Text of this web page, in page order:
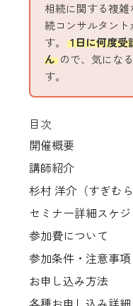
相続に関する複
続コンサルタン
す。
1日に何度受
ん ので、気にな
す。
目次
開催概要
講師紹介
杉村 洋介（すぎむら
セミナー詳細スケ
参加費について
参加条件・注意事項
お申し込み方法